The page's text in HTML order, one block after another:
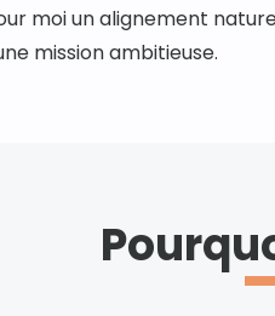
moi un alignement
mission ambitieuse.